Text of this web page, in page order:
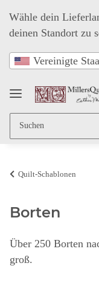
Wähle dein
deinen Standort zu
Vereinigte
Quilt-Schablonen
Borten
Über 250 Borten
groß.